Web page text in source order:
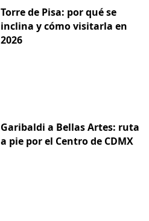
Torre de Pisa: por qué se
inclina y cómo visitarla en
2026
Garibaldi a Bellas Artes: ruta
a pie por el Centro de CDMX